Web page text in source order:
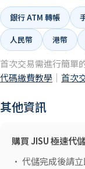
銀行 ATM 轉帳
人民幣
港幣
首次交易需進行簡單
代碼繳費教學 ｜ 首次
其他資訊
購買 JISU 極速代
• 代儲完成後請